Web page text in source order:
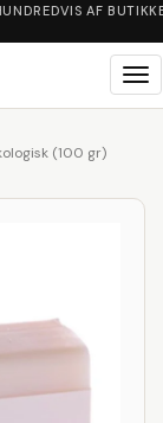
AF
(100 gr)